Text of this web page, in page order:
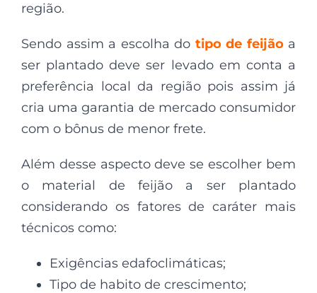
região.
Sendo assim a escolha do tipo de feijãoa
ser plantado deve ser levado em conta a
preferência local da região pois assim já
cria uma garantia de mercado consumidor
com o bônus de menor frete.
Além desse aspecto deve se escolher bem
o material de feijão a ser plantado
considerando os fatores de caráter mais
técnicos como:
Exigências edafoclimáticas;
Tipo de habito de crescimento;